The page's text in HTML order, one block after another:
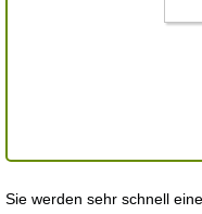
Sie werden sehr schnell eine